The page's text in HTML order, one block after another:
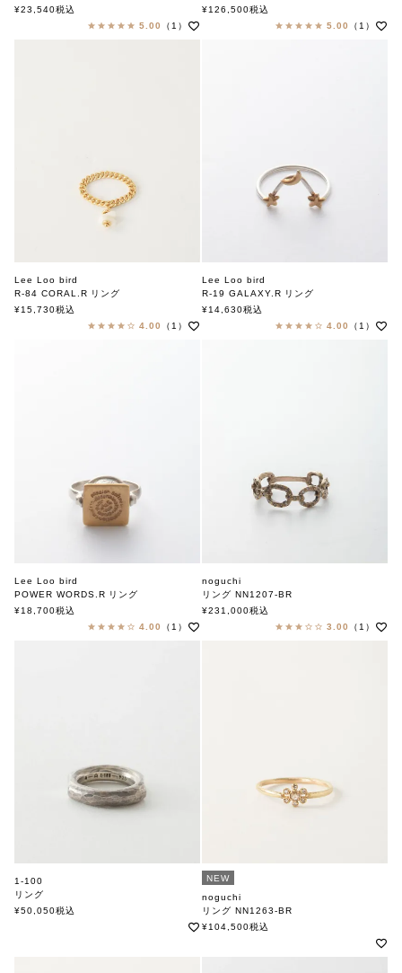
リーローバード
¥23,540税込
5.00
（1）
ノグチ
¥126,500税込
5.00
（1）
Lee Loo bird
R-84 CORAL.R リング
リーローバード
¥15,730税込
4.00
（1）
Lee Loo bird
R-19 GALAXY.R リング
リーローバード
¥14,630税込
4.00
（1）
Lee Loo bird
POWER WORDS.R リング
リーローバード
¥18,700税込
4.00
（1）
noguchi
リング NN1207-BR
ノグチ
¥231,000税込
3.00
（1）
1-100
リング
ワン-ワンハンドレッド
¥50,050税込
NEW
noguchi
リング NN1263-BR
ノグチ
¥104,500税込